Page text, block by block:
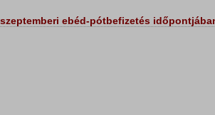
ebéd-pótbefizetés